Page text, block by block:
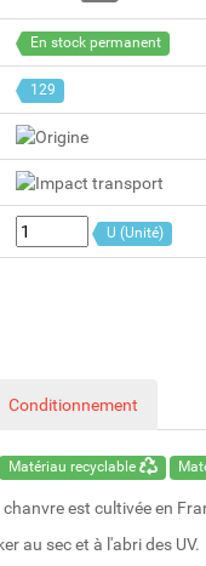
En stock permanent
129
U (Unité)
Conditionnement
Matériau recyclable
chanvre est cultivée en
au sec et à l'abri des UV.